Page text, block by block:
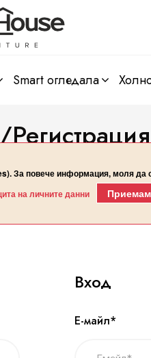
smart огледала
Вход/Регистрация
Вход
Е-майл*
За повече информация, моля да
на личните данни
Приемам